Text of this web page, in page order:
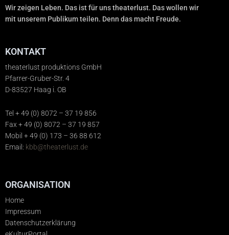
Wir zeigen Leben. Das ist für uns theaterlust. Das wollen wir
mit unserem Publikum teilen. Denn das macht Freude.
KONTAKT
theaterlust produktions GmbH
Pfarrer-Gruber-Str. 4
D-83527 Haag i. OB
Tel + 49 (0) 8072 – 37 19 856
Fax + 49 (0) 8072 – 37 19 857
Mobil + 49 (0) 173 – 36 88 612
Email: kbb@theaterlust.de
ORGANISATION
Home
Impressum
Datenschutzerklärung